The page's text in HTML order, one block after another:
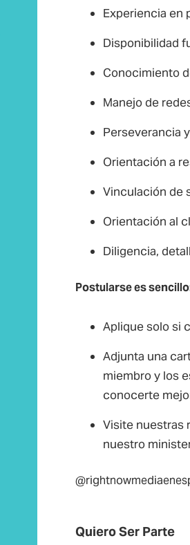
Experiencia en
Disponibilidad
Conocimiento
Manejo de
Perseverancia
Orientación a
Vinculación de
Orientación al
Diligencia,
Postularse es
Aplique solo si
Adjunta una
miembro y los
conocerte
Visite nuestras
nuestro
Quiero Ser Parte